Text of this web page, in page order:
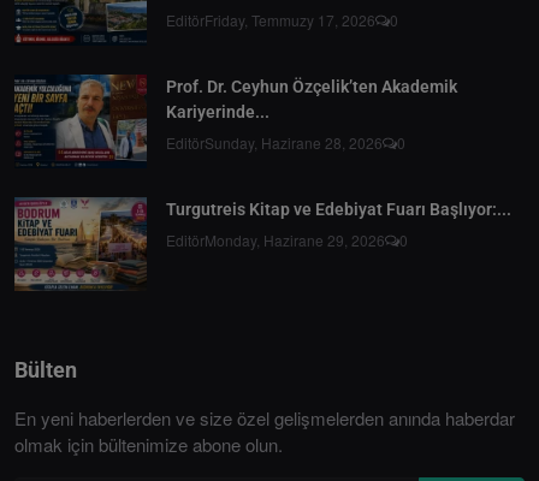
EditörFriday, Temmuzy 17, 2026 0
Prof. Dr. Ceyhun Özçelik’ten Akademik
Kariyerinde...
EditörSunday, Hazirane 28, 2026 0
Turgutreis Kitap ve Edebiyat Fuarı Başlıyor:...
EditörMonday, Hazirane 29, 2026 0
Bülten
En yeni haberlerden ve size özel gelişmelerden anında haberdar
olmak için bültenimize abone olun.